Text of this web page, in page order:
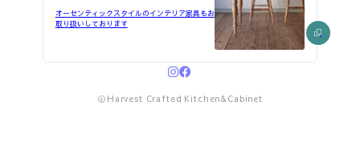
オーセンティックスタイルのインテリア家具もお
取り扱いしております
ⓒHarvest Crafted Kitchen&Cabinet